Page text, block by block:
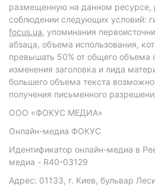
размещенную на данном ресурсе,
соблюдении следующих условий:
focus.ua, упоминания
абзаца, объема использования,
превышать 50% от общего объема
изменения заголовка и лида
большего объема текста
получения письменного
ООО «ФОКУС МЕДИА»
Онлайн-медиа ФОКУС
Идентификатор онлайн-медиа в
медиа - R40-03129
Адрес: 01133, г. Киев, бульвар